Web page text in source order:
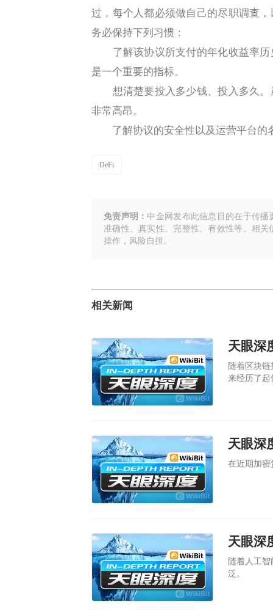
过，每个人都必须做自己的尽职调查
务必保持下列习惯：
了解该协议所支付的年化收益率历
是一个重要的指标。
想清楚要投入多少钱、投入多久。
非常高昂。
了解协议的安全性以及运营平台的
DeFi
免责声明： 中金网发布此信息目的在于传
准确性、真实性、完整性、有效性等。相
操作，风险自担。
相关新闻
随着区块
来经历了
在近期加密
随着人工
泛。